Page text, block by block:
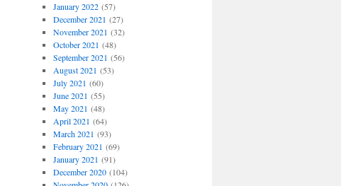
January 2022(57)
December 2021 (27)
November 2021 (32)
October 2021 (48)
September 2021 (56)
August 2021 (53)
July 2021 (60)
June 2021 (55)
May 2021 (48)
April 2021 (64)
March 2021 (93)
February 2021 (69)
January 2021 (91)
December 2020(104)